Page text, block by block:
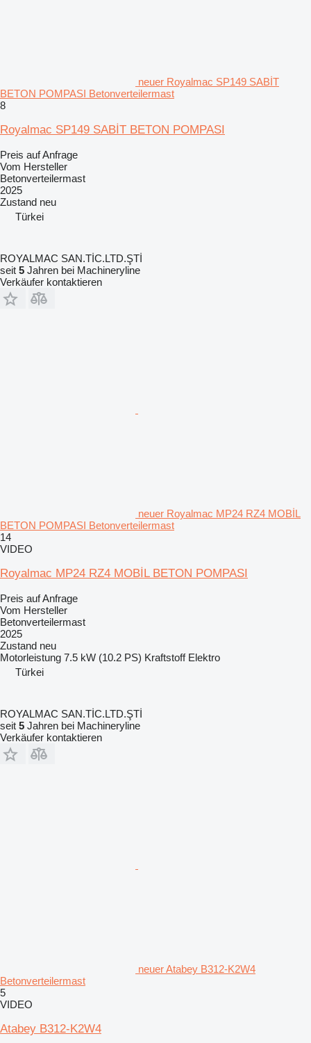
neuer Royalmac SP149 SABİT
BETON POMPASI Betonverteilermast
8
Royalmac SP149 SABİT BETON POMPASI
Preis auf Anfrage
Vom Hersteller
Betonverteilermast
2025
Zustand neu
Türkei
ROYALMAC SAN.TİC.LTD.ŞTİ
seit 5 Jahren bei Machineryline
Verkäufer kontaktieren
neuer Royalmac MP24 RZ4 MOBİL
BETON POMPASI Betonverteilermast
14
VIDEO
Royalmac MP24 RZ4 MOBİL BETON POMPASI
Preis auf Anfrage
Vom Hersteller
Betonverteilermast
2025
Zustand neu
Motorleistung 7.5 kW (10.2 PS) Kraftstoff Elektro
Türkei
ROYALMAC SAN.TİC.LTD.ŞTİ
seit 5 Jahren bei Machineryline
Verkäufer kontaktieren
neuer Atabey B312-K2W4
Betonverteilermast
5
VIDEO
Atabey B312-K2W4